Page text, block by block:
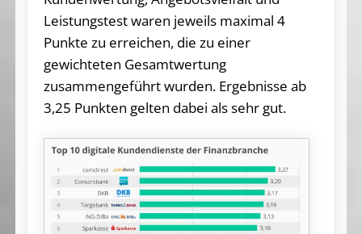
Leistungstest waren jeweils maximal 4
Punkte zu erreichen, die zu einer
gewichteten Gesamtwertung
zusammengeführt wurden. Ergebnisse ab
3,25 Punkten gelten dabei als sehr gut.